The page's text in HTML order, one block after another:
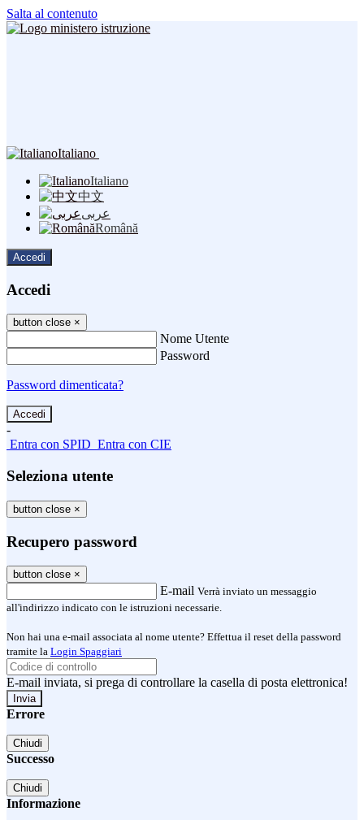
Salta al contenuto
Italiano
Italiano
中文
عربى
Română
Accedi
Accedi
button close ×
Nome Utente
Password
Password dimenticata?
-
Entra con SPID Entra con CIE
Seleziona utente
button close ×
Recupero password
button close ×
E-mail Verrà inviato un messaggio
all'indirizzo indicato con le istruzioni necessarie.
Non hai una e-mail associata al nome utente? Effettua il reset della password
tramite la Login Spaggiari
E-mail inviata, si prega di controllare la casella di posta elettronica!
Errore
Chiudi
Successo
Chiudi
Informazione